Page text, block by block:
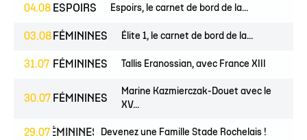
04.08 ESPOIRS Espoirs, le carnet de bord de la...
03.08 FÉMININES Élite 1, le carnet de bord de la...
31.07 FÉMININES Tallis Eranossian, avec France XIII
30.07 FÉMININES
Marine Kazmierczak-Douet avec le
XV...
29.07
FÉMININES CLUBDevenez une Famille Stade Rochelais !